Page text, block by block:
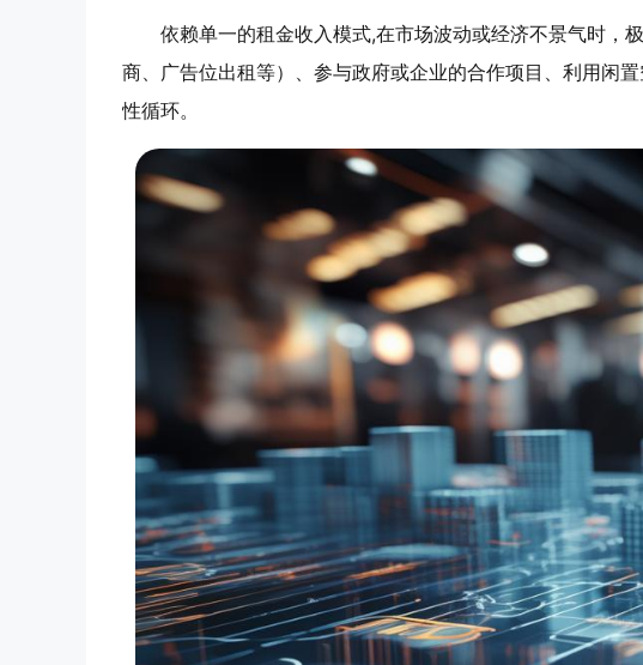
依赖单一的租金收入模式,在市场波动或经济不景气时，
商、广告位出租等）、参与政府或企业的合作项目、利用闲
性循环。